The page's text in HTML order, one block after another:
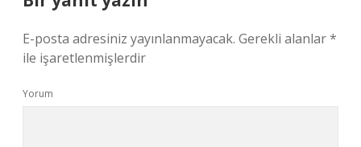
E-posta adresiniz yayınlanmayacak. Gerekli alanlar*
ile işaretlenmişlerdir
Yorum